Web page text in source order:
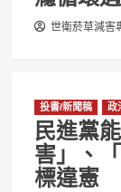
世衛菸草減害
投書/新聞稿 政
民進黨
害」、
標違憲